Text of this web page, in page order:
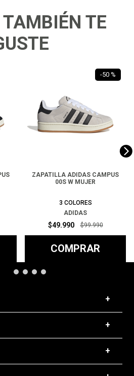
TE
-50 %
ZAPATILLA ADIDAS CAMPUS
00S W MUJER
3 COLORES
ADIDAS
$49.990 $99.990
COMPRAR
+
+
+